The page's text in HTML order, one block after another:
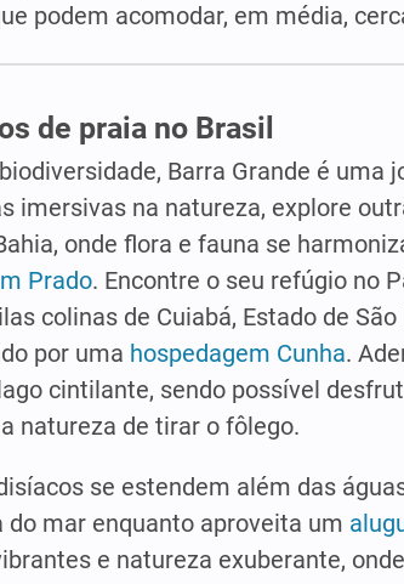
podem acomodar, em média,
de praia no Brasil
Barra Grande é uma
imersivas na natureza, explore
onde flora e fauna se
Prado. Encontre o seu refúgio no
colinas de Cuiabá, Estado de
por uma hospedagem Cunha.
cintilante, sendo possível
natureza de tirar o fôlego.
se estendem além das
do mar enquanto aproveita um
e natureza exuberante,